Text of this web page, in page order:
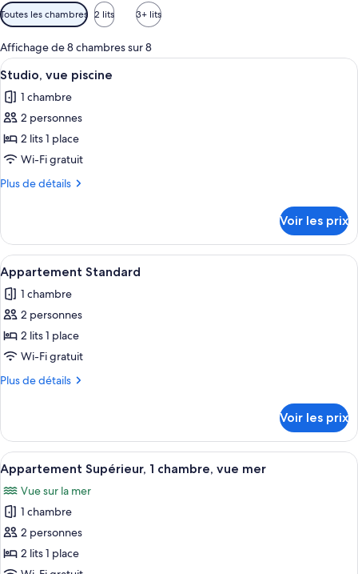
Filtres
disponibles
pour
les
chambres
Toutes les chambres 2 lits 3+ lits
Affichage de 8 chambres sur 8
Afficher
toutes
les
photos
pour
ce
type
Studio,
vue
piscine
Studio, vue piscine | Rideaux
11
Studio, vue piscine
1 chambre
2 personnes
2 lits 1 place
Wi-Fi gratuit
Plus de détails
Plus
le
type
de
chambre
Studio,
vue
Voir les prix
Afficher
toutes
les
photos
pour
ce
type
Appartement
Standard
Une chambre d’hôtel avec deux
27
Appartement Standard
1 chambre
2 personnes
2 lits 1 place
Wi-Fi gratuit
Plus de détails
Plus
le
type
de
chambre
Appartement
Standard
Voir les prix
Afficher
toutes
les
photos
pour
ce
Un balcon avec deux chaises
21
Appartement Supérieur, 1 chambre, vue mer
Vue sur la mer
1 chambre
2 personnes
2 lits 1 place